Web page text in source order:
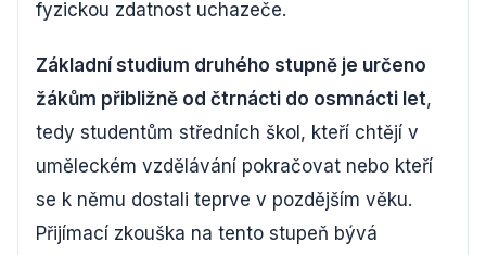
fyzickou zdatnost uchazeče.
Základní studium druhého stupně je určeno
žákům přibližně od čtrnácti do osmnácti let,
tedy studentům středních škol, kteří chtějí v
uměleckém vzdělávání pokračovat nebo kteří
se k němu dostali teprve v pozdějším věku.
Přijímací zkouška na tento stupeň bývá